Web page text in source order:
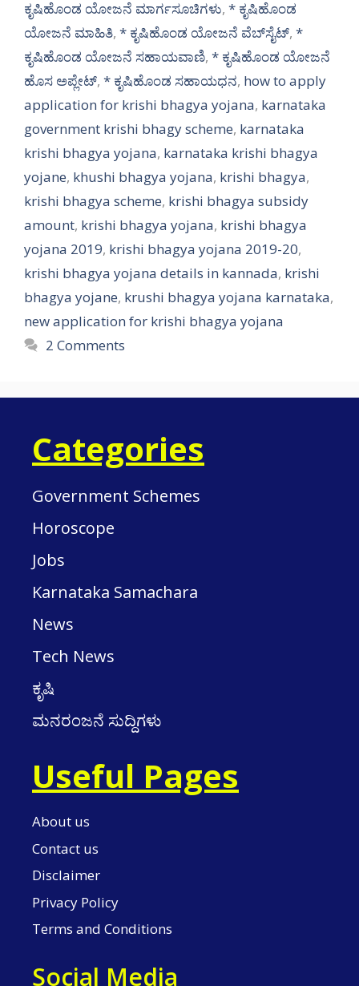
ಕೃಷಿಹೊಂಡ ಯೋಜನೆ ಮಾರ್ಗಸೂಚಿಗಳು, * ಕೃಷಿಹೊಂಡ
ಯೋಜನೆ ಮಾಹಿತಿ, * ಕೃಷಿಹೊಂಡ ಯೋಜನೆ ವೆಬ್‌ಸೈಟ್, *
ಕೃಷಿಹೊಂಡ ಯೋಜನೆ ಸಹಾಯವಾಣಿ, * ಕೃಷಿಹೊಂಡ ಯೋಜನೆ
ಹೊಸ ಅಪ್ಲೇಟ್, * ಕೃಷಿಹೊಂಡ ಸಹಾಯಧನ, how to apply
application for krishi bhagya yojana, karnataka
government krishi bhagy scheme, karnataka
krishi bhagya yojana, karnataka krishi bhagya
yojane, khushi bhagya yojana, krishi bhagya,
krishi bhagya scheme, krishi bhagya subsidy
amount, krishi bhagya yojana, krishi bhagya
yojana 2019, krishi bhagya yojana 2019-20,
krishi bhagya yojana details in kannada, krishi
bhagya yojane, krushi bhagya yojana karnataka,
new application for krishi bhagya yojana
2 Comments
Categories
Government Schemes
Horoscope
Jobs
Karnataka Samachara
News
Tech News
ಕೃಷಿ
ಮನರಂಜನೆ ಸುದ್ದಿಗಳು
Useful Pages
About us
Contact us
Disclaimer
Privacy Policy
Terms and Conditions
Social Media